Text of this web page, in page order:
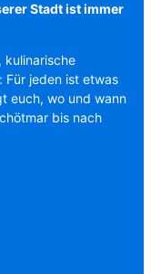
Stadt ist immer
kulinarische
Für jeden ist etwas
euch, wo und wann
bis nach